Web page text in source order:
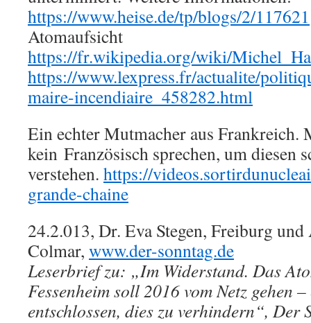
https://www.heise.de/tp/blogs/2/117621
Atomaufsicht
https://fr.wikipedia.org/wiki/
https://www.lexpress.fr/actualite/
maire-incendiaire_458282.html
Ein echter Mutmacher aus Frankreich.
kein Französisch sprechen, um diesen
verstehen. https://
grande-chaine
24.2.013, Dr. Eva Stegen, Freiburg
Colmar, www.der-sonntag.de
Leserbrief zu: „Im Widerstand. Das
Fessenheim soll 2016 vom Netz gehen
entschlossen, dies zu verhindern“, Der